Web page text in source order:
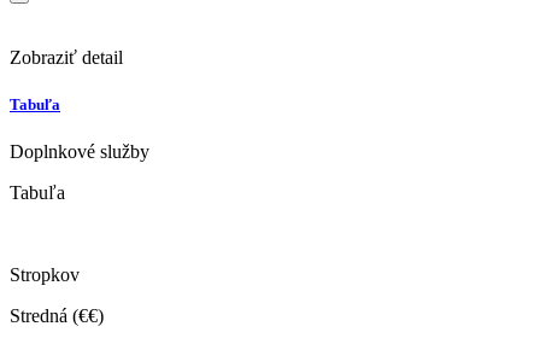
Zobraziť detail
Tabuľa
Doplnkové služby
Tabuľa
Stropkov
Stredná (€€)